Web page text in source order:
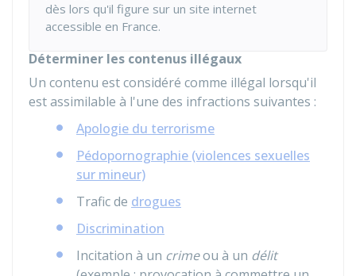
dès lors qu'il figure sur un site internet
accessible en France.
Déterminer les contenus illégaux
Un contenu est considéré comme illégal lorsqu'il
est assimilable à l'une des infractions suivantes :
Apologie du terrorisme
Pédopornographie (violences sexuelles
sur mineur)
Trafic de drogues
Discrimination
Incitation à un crimeou à un délit